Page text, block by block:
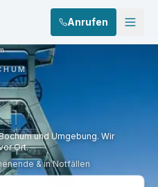
Anrufen
und Umgebung. Wir
Ort.
& in Notfällen